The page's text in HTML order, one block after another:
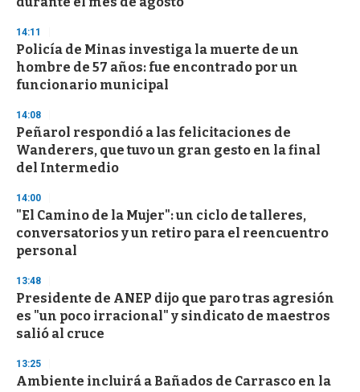
14:11
Policía de Minas investiga la muerte de un
hombre de 57 años: fue encontrado por un
funcionario municipal
14:08
Peñarol respondió a las felicitaciones de
Wanderers, que tuvo un gran gesto en la final
del Intermedio
14:00
"El Camino de la Mujer": un ciclo de talleres,
conversatorios y un retiro para el reencuentro
personal
13:48
Presidente de ANEP dijo que paro tras agresión
es "un poco irracional" y sindicato de maestros
salió al cruce
13:25
Ambiente incluirá a Bañados de Carrasco en la